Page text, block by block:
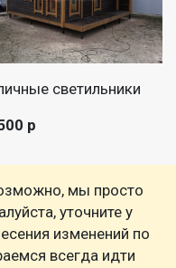
светильники
р
мы просто
уточните у
изменений по
всегда идти